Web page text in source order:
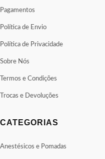
Pagamentos
Política de Envio
Política de Privacidade
Sobre Nós
Termos e Condições
Trocas e Devoluções
CATEGORIAS
Anestésicos e Pomadas